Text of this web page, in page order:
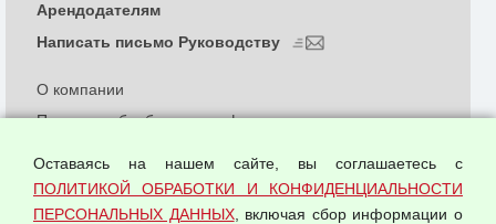
О компании
Политика обработки и конфиденциальности
Согласием на обработку персональных данных
Оферта оптовой купли-продажи
Арендодателям
Написать письмо Руководству
Оставаясь на нашем сайте, вы соглашаетесь с
ПОЛИТИКОЙ ОБРАБОТКИ И КОНФИДЕНЦИАЛЬНОСТИ
ПЕРСОНАЛЬНЫХ ДАННЫХ, включая сбор информации о